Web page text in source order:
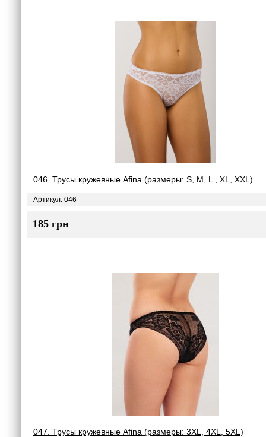
046. Трусы кружевные Afina (размеры: S, M, L , XL, XXL)
Артикул: 046
185 грн
047. Трусы кружевные Afina (размеры: 3XL, 4XL, 5XL)